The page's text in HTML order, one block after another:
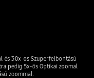
és 30x-os Szuperfelbontású
pedig 5x-ös Optikai zoomal
zoommal.